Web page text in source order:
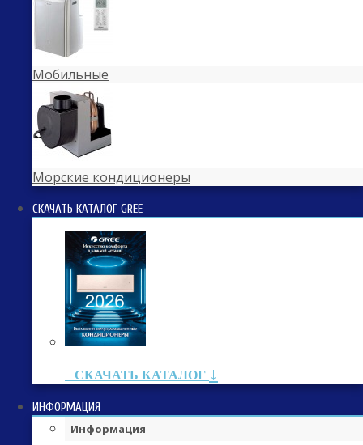
Мобильные
Морские кондиционеры
СКАЧАТЬ КАТАЛОГ GREE
СКАЧАТЬ КАТАЛОГ ↓
ИНФОРМАЦИЯ
Информация